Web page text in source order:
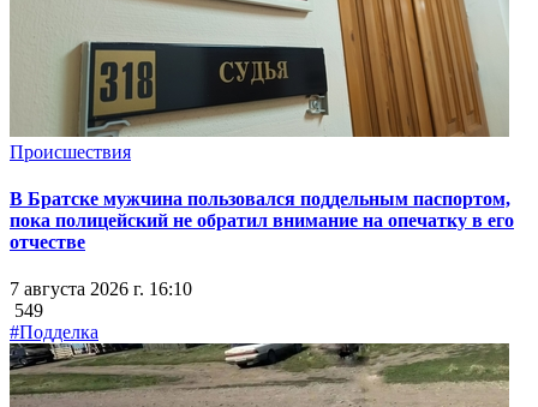
Происшествия
В Братске мужчина пользовался поддельным паспортом,
пока полицейский не обратил внимание на опечатку в его
отчестве
7 августа 2026 г. 16:10
549
#Подделка